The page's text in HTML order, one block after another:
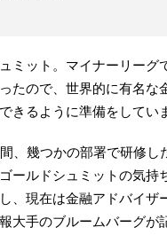
ミット。マイナーリーグ
たので、世界的に有名な
きるように準備をしてい
、幾つかの部署で研修し
ールドシュミットの気持
、現在は金融アドバイザ
手のブルームバーグが